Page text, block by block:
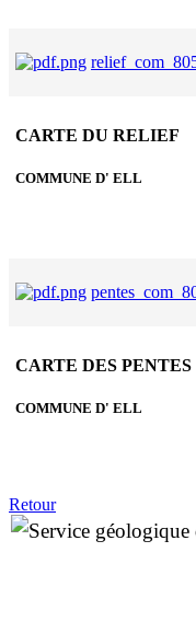
CARTE DU RELIEF
COMMUNE D' ELL
CARTE DES PENTES
COMMUNE D' ELL
Retour